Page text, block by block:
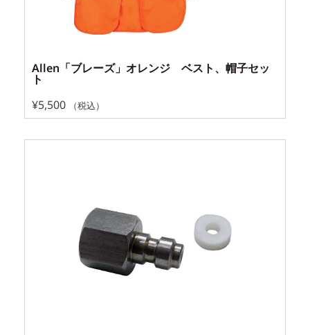
Allen「ブレーズ」オレンジ ベスト、帽子セッ
ト
¥5,500 （税込）